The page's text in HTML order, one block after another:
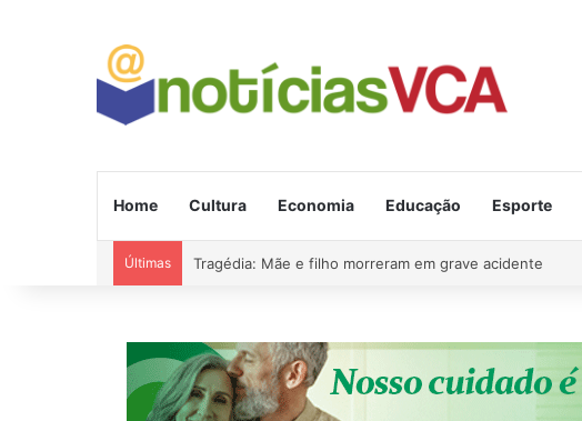
Home Cultura Economia Educação Esporte
Últimas Tragédia: Mãe e filho morreram em grave acidente